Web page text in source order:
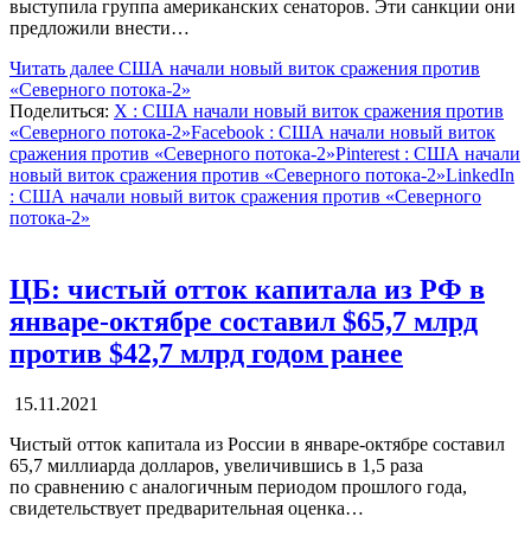
выступила группа американских сенаторов. Эти санкции они
предложили внести…
Читать далее США начали новый виток сражения против
«Северного потока-2»
Поделиться: X : США начали новый виток сражения против
«Северного потока-2»Facebook : США начали новый виток
сражения против «Северного потока-2»Pinterest : США начали
новый виток сражения против «Северного потока-2»LinkedIn
: США начали новый виток сражения против «Северного
потока-2»
ЦБ: чистый отток капитала из РФ в
январе-октябре составил $65,7 млрд
против $42,7 млрд годом ранее
15.11.2021
Чистый отток капитала из России в январе-октябре составил
65,7 миллиарда долларов, увеличившись в 1,5 раза
по сравнению с аналогичным периодом прошлого года,
свидетельствует предварительная оценка…